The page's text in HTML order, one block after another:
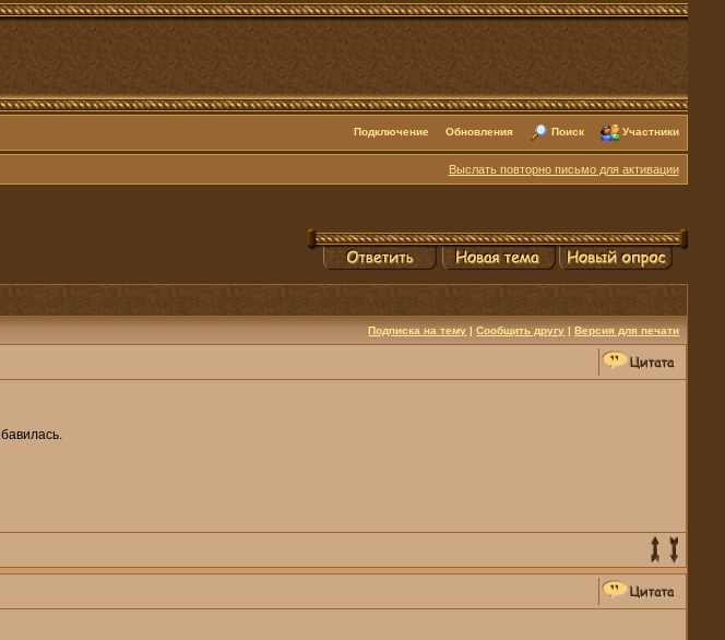
Подключение Обновления Поиск Участники
Выслать повторно письмо для активации
Подписка на тему |Сообщить другу |Версия для печати